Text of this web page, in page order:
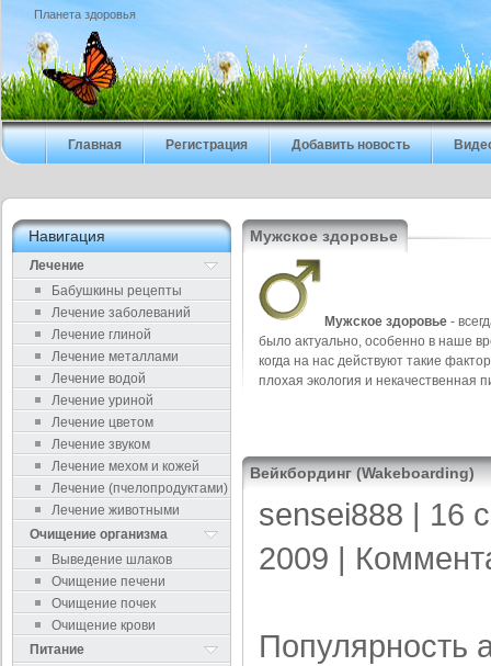
Планета здоровья
Главная Регистрация Добавить новость
Навигация
Лечение
Бабушкины рецепты
Лечение заболеваний
Лечение глиной
Лечение металлами
Лечение водой
Лечение уриной
Лечение цветом
Лечение звуком
Лечение мехом и кожей
Лечение (пчелопродуктами)
Лечение животными
Очищение организма
Выведение шлаков
Очищение печени
Очищение почек
Очищение крови
Питание
Мужское здоровье
Мужское здоровье -
было актуально, особенно в наше
когда на нас действуют такие
плохая экология и некачественная
Вейкбординг (Wakeboarding)
sensei888 | 16
2009 |
Популярность